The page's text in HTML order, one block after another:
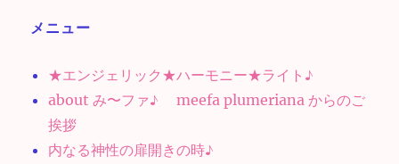
メニュー
★エンジェリック★ハーモニー★ライト♪
about み〜ファ♪ meefa plumeriana からのご
挨拶
内なる神性の扉開きの時♪